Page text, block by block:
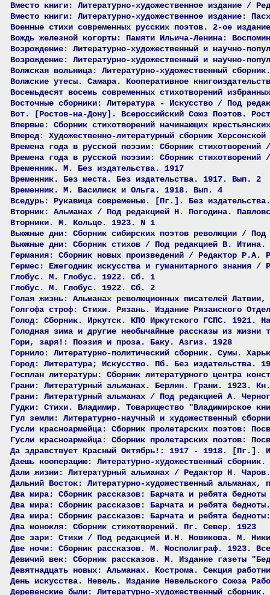
Вместо книги: Литературно-художественное издание /
Вместо книги: Литературно-художественное издание:
Военные стихи современных русских поэтов. 2-ое
Вождь железной когорты: Памяти Ильича-Ленина:
Возрождение: Литературно-художественный и научно-
Возрождение: Литературно-художественный и научно-
Волжская вольница: Литературно-художественный
Волжские утесы. Самара. Кооперативное
Восемьдесят восемь современных стихотворений
Восточные сборники: Литература - Искусство / Под
Вот. [Ростов-на-Дону]. Всероссийский Союз Поэтов.
Впервые: Сборник стихотворений начинающих
Вперед: Художественно-литературный сборник
Времена года в русской поэзии: Сборник
Времена года в русской поэзии: Сборник
Временник. М. Без издательства. 1917
Временник. Без места. Без издательства. 1917. Вып. 2
Временник. М. Василиск и Ольга. 1918. Вып. 4
Вседурь: Рукавица современью. [Пг.]. Без
Вторник: Альманах / Под редакцией Н. Погодина.
Вторники. М. Кольцо. 1923. N 1
Вьюжные дни: Сборник сибирских поэтов революции /
Вьюжные дни: Сборник стихов / Под редакцией В.
Германия: Сборник новых произведений / Редактор
Гермес: Ежегодник искусства и гуманитарного
Глобус. М. Глобус. 1922. Сб. 1
Глобус. М. Глобус. 1922. Сб. 2
Голая жизнь: Альманах революционных писателей
Голгофа строф: Стихи. Рязань. Издание Рязанского
Голод: Сборник. Иркутск. КПО Иркутского ГСПС. 1921.
Голодная зима и другие необычайные рассказы из
Гори, заря!: Поэзия и проза. Баку. Азгиз. 1928
Горнило: Литературно-политический сборник. Сумы.
Город: Литература; Искусство. Пб. Без издательства.
Госплан литературы: Сборник литературного центра
Грани: Литературный альманах. Берлин. Грани. 1923.
Грани: Литературный альманах / Под редакцией А.
Гудки: Стихи. Владимир. Товарищество "Владимирское
Гул земли: Литературно-научный и художественный
Гусли красноармейца: Сборник пролетарских поэтов:
Гусли красноармейца: Сборник пролетарских поэтов:
Да здравствует Красный Октябрь!: 1917 - 1918. [Пг.].
Даешь кооперацию: Литературно-художественный
Дали жизни: Литературный альманах / Редактор Н.
Дальний Восток: Литературно-художественный
Два мира: Сборник рассказов: Барчата и ребята
Два мира: Сборник рассказов: Барчата и ребята
Два мира: Сборник рассказов: Барчата и ребята
Два монокля: Сборник стихотворений. Пг. Север. 1923
Две зари: Стихи / Под редакцией И.Н. Новикова. М.
Две ночи: Сборник рассказов. М. Мосполиграф. 1923.
Девичий век: Сборник рассказов. М. Издание газеты
Девятнадцать новых: Альманах. Кострома. Секция
День искусства. Невель. Издание Невельского Союза
Деревенские были: Литературно-художественный